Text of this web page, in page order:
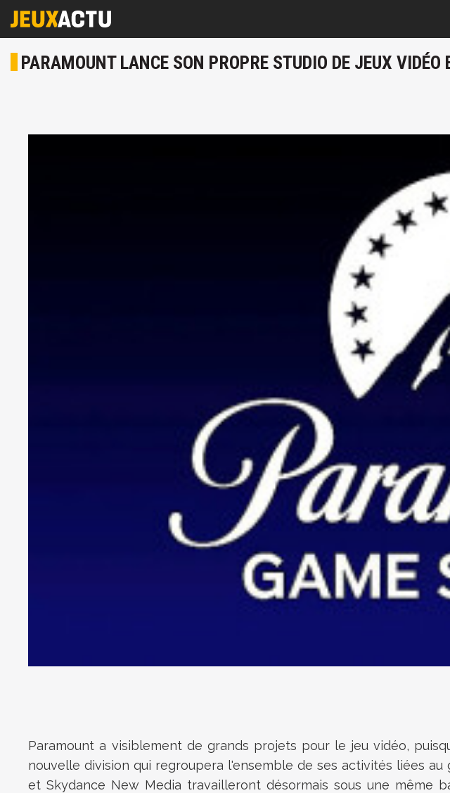
PARAMOUNT LANCE SON PROPRE STUDIO DE JEUX
Paramount a visiblement de grands projets pour le jeu vidéo,
nouvelle division qui regroupera l'ensemble de ses activités liées
et Skydance New Media travailleront désormais sous une